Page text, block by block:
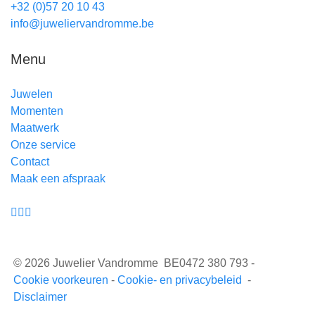
+32 (0)57 20 10 43
info@juweliervandromme.be
Menu
Juwelen
Momenten
Maatwerk
Onze service
Contact
Maak een afspraak
© 2026 Juwelier Vandromme BE0472 380 793 -
Cookie voorkeuren - Cookie- en privacybeleid -
Disclaimer